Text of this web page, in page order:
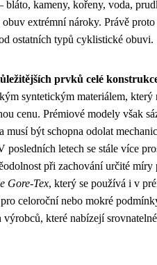
kameny, kořeny, voda,
extrémní nároky. Právě proto
ostatních typů cyklistické obuvi.
prvků celé
syntetickým materiálem, který
cenu. Prémiové modely však
musí být schopna odolat
posledních letech se stále více
při zachování určité míry
Gore-Tex, který se používá i v
celoroční nebo mokré
které nabízejí